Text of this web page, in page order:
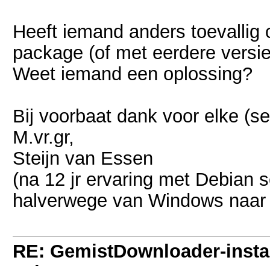
Heeft iemand anders
package (of met eerdere
Weet iemand een oplossing?
Bij voorbaat dank voor elke
M.vr.gr,
Steijn van Essen
(na 12 jr ervaring met Debian
halverwege van Windows
RE: GemistDownloader-